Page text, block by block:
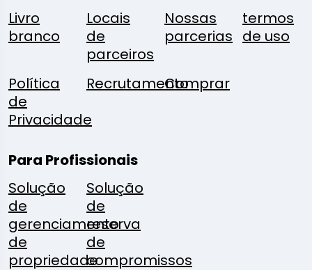
Livro
branco
Locais
de
parceiros
Nossas
parcerias
termos
de uso
Política
de
Privacidade
RecrutamentoComprar
Para Profissionais
Solução
de
gerenciamento
de
propriedade
Solução
de
reserva
de
compromissos